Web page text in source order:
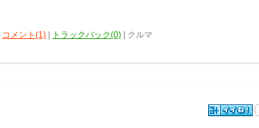
コメント(1) | トラックバック(0) | クルマ